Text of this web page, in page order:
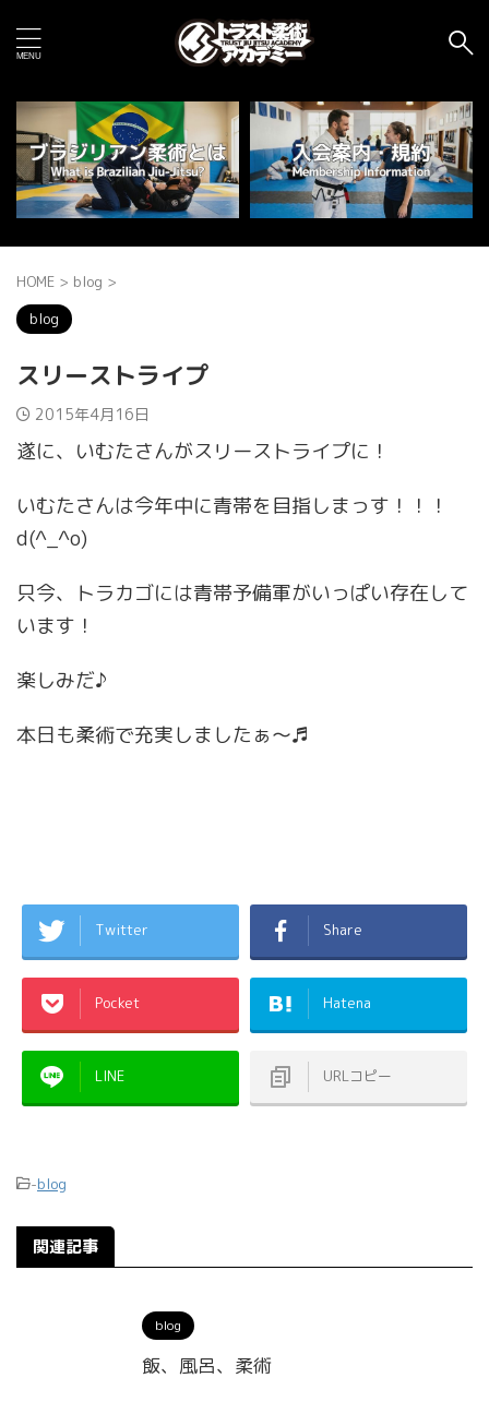
HOME > blog >
blog
スリーストライプ
2015年4月16日
遂に、いむたさんがスリーストライプに！
いむたさんは今年中に青帯を目指しまっす！！！
d(^_^o)
只今、トラカゴには青帯予備軍がいっぱい存在して
います！
楽しみだ♪
本日も柔術で充実しましたぁ〜♬
Twitter Share
Pocket Hatena
LINE URLコピー
-blog
関連記事
blog
飯、風呂、柔術